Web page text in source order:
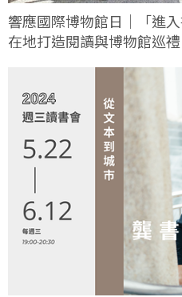
響應國際博物館日｜「進
在地打造閱讀與博物館巡禮